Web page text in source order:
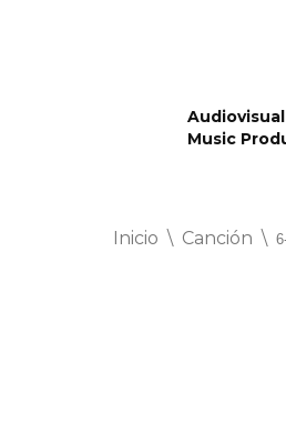
Music
Inicio \ Canción \